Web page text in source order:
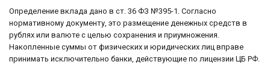
Определение вклада дано в ст. 36 ФЗ №395-1. Согласно
нормативному документу, это размещение денежных средств в
рублях или валюте с целью сохранения и приумножения.
Накопленные суммы от физических и юридических лиц вправе
принимать исключительно банки, действующие по лицензии ЦБ РФ.